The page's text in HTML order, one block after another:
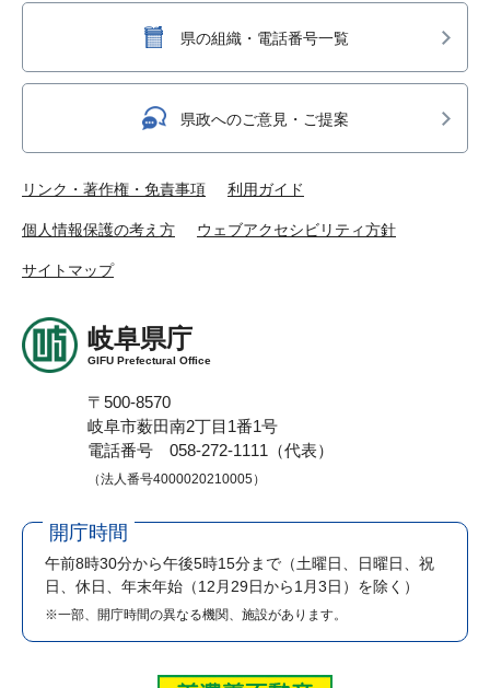
県の組織・電話番号一覧
県政へのご意見・ご提案
リンク・著作権・免責事項 利用ガイド
個人情報保護の考え方 ウェブアクセシビリティ方針
サイトマップ
岐阜県庁
GIFU Prefectural Office
〒500-8570
岐阜市薮田南2丁目1番1号
電話番号 058-272-1111（代表）
（法人番号4000020210005）
開庁時間
午前8時30分から午後5時15分まで （土曜日、日曜日、祝
日、休日、年末年始（12月29日から1月3日）を除く）
※一部、開庁時間の異なる機関、施設があります。